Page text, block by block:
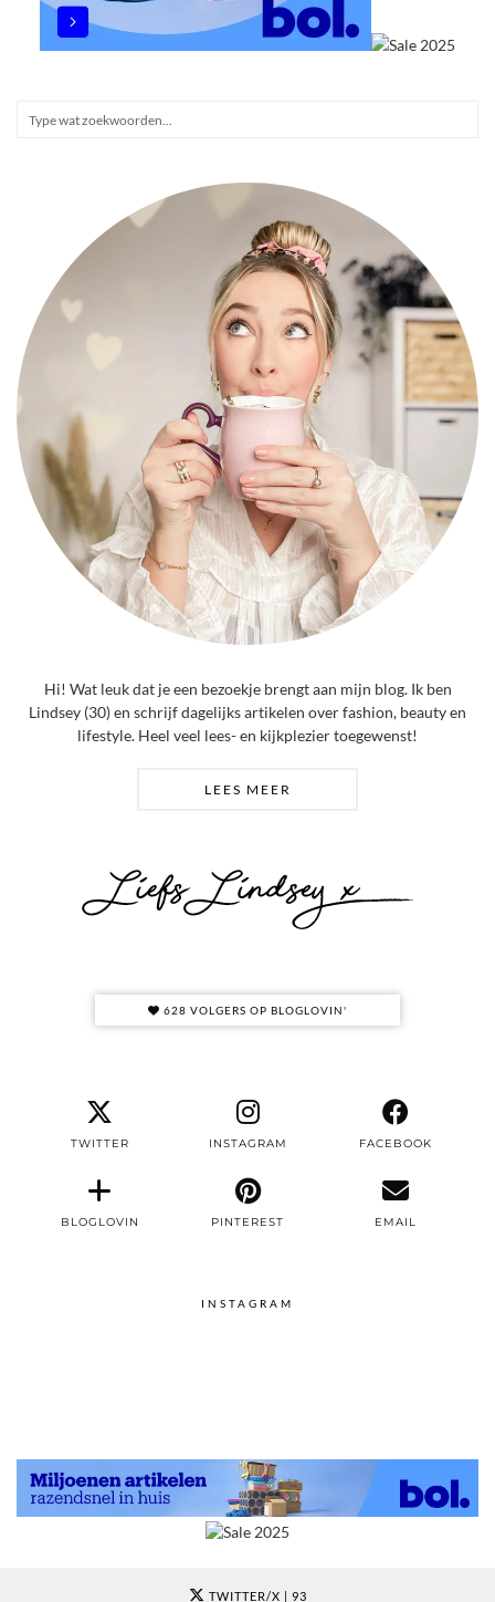
Hi! Wat leuk dat je een bezoekje brengt aan mijn blog. Ik ben
Lindsey (30) en schrijf dagelijks artikelen over fashion, beauty en
lifestyle. Heel veel lees- en kijkplezier toegewenst!
LEES MEER
628 VOLGERS OP BLOGLOVIN'
TWITTER INSTAGRAM FACEBOOK
BLOGLOVIN PINTEREST EMAIL
INSTAGRAM
TWITTER/X | 93